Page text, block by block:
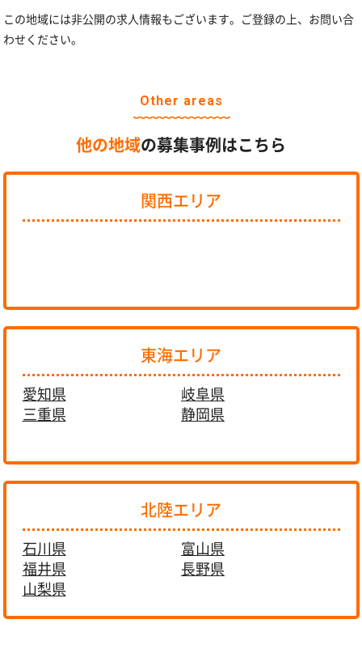
この地域には非公開の求人情報もございます。ご登録の上、お問い合
わせください。
Other areas
他の地域の募集事例はこちら
関西エリア
東海エリア
愛知県
岐阜県
三重県
静岡県
北陸エリア
石川県
富山県
福井県
長野県
山梨県